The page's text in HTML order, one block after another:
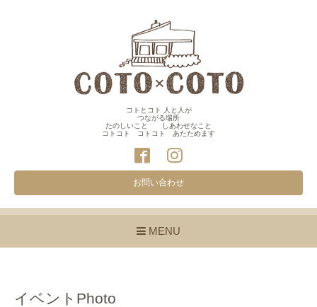
コトとコト 人と人が
つながる場所
たのしいこと しあわせなこと
コトコト コトコト あたためます
お問い合わせ
MENU
イベントPhoto